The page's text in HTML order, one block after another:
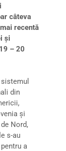
câteva
recentă
și
– 20
din
și
Nord,
s-au
a